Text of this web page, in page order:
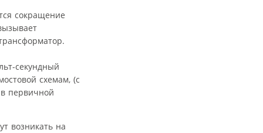
сокращение
секундный
схемам, (с
первичной
возникать на